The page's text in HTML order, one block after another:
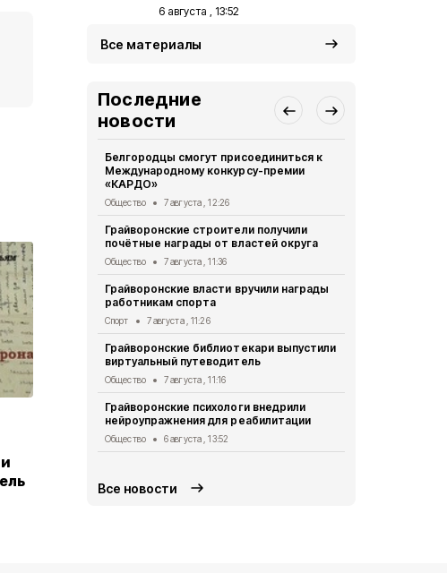
6 августа , 13:52
Все материалы
Последние
новости
Белгородцы смогут присоединиться к
Международному конкурсу-премии
«КАРДО»
Общество 7 августа , 12:26
Грайворонские строители получили
почётные награды от властей округа
Общество 7 августа , 11:36
Грайворонские власти вручили награды
работникам спорта
Спорт 7 августа , 11:26
Грайворонские библиотекари выпустили
виртуальный путеводитель
Общество 7 августа , 11:16
Грайворонские психологи внедрили
нейроупражнения для реабилитации
Общество 6 августа , 13:52
Все новости